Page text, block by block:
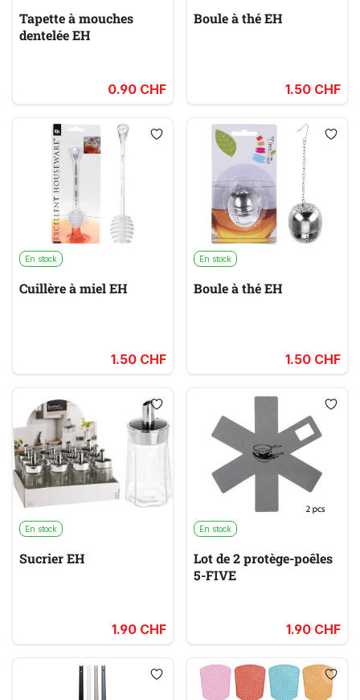
Tapette à mouches
dentelée EH
0.90 CHF
Boule à thé EH
1.50 CHF
En stock
Cuillère à miel EH
1.50 CHF
En stock
Boule à thé EH
1.50 CHF
En stock
Sucrier EH
1.90 CHF
En stock
Lot de 2 protège-poêles
5-FIVE
1.90 CHF